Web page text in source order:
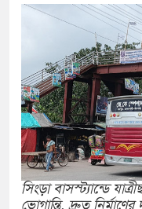
সংঘর্ষে নিহত বেড়ে ৯
দিন শেষ করল বাংলাদেশ
৩ শিশুর মৃত্যু
ইরান সমর্থিত
সিংড়া বাসস্ট্যান্ডে
ভোগান্তি, দ্রুত নির্মাণের